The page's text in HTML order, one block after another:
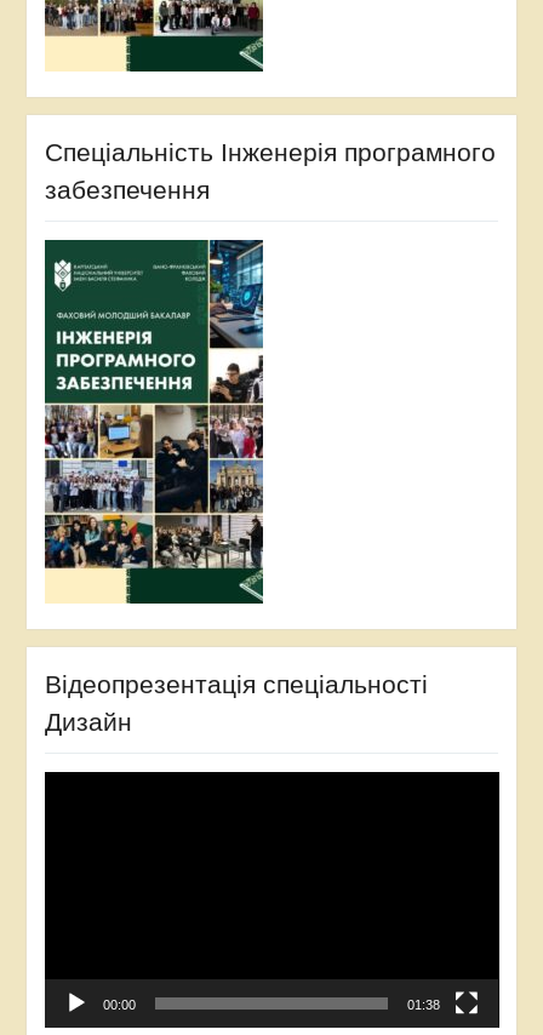
Спеціальність Інженерія програмного
забезпечення
Відеопрезентація спеціальності
Дизайн
00:00 01:38